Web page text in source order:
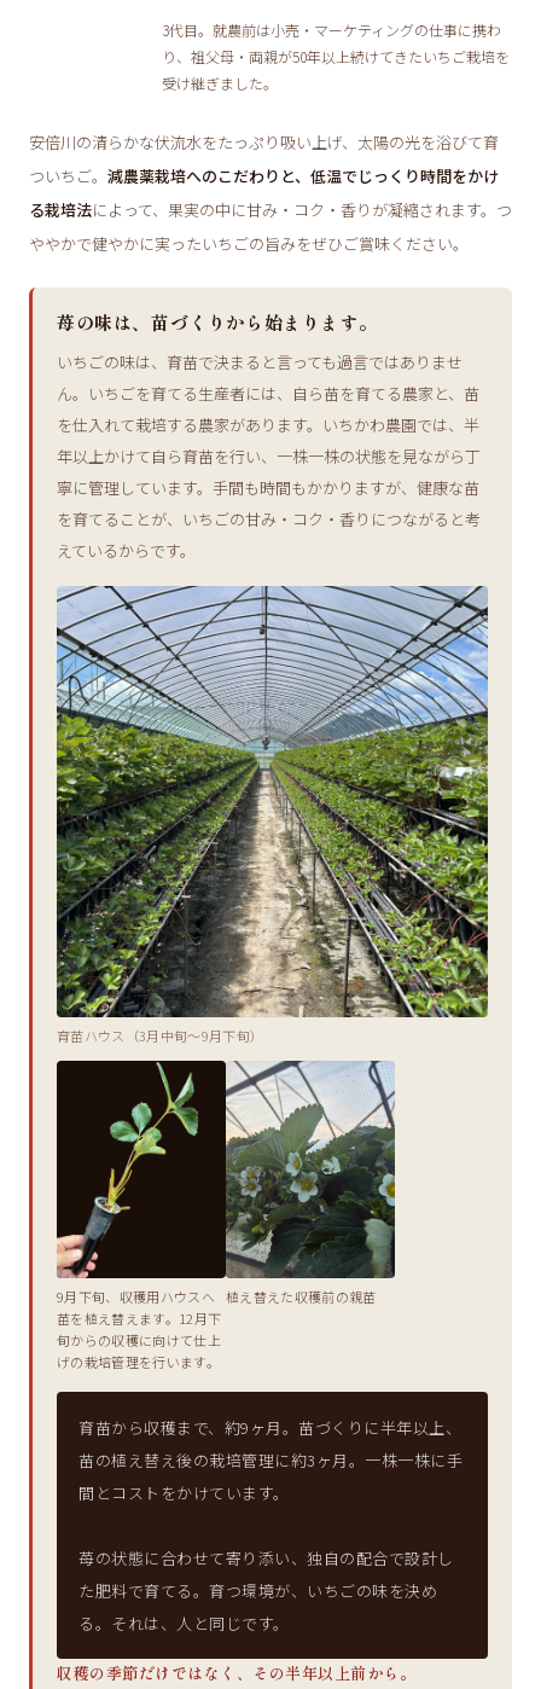
3代目。就農前は小売・マーケティングの仕事に携わ
り、祖父母・両親が50年以上続けてきたいちご栽培を
受け継ぎました。
安倍川の清らかな伏流水をたっぷり吸い上げ、太陽の光を浴びて育
ついちご。 減農薬栽培へのこだわりと、低温でじっくり時間をかけ
る栽培法によって、果実の中に甘み・コク・香りが凝縮されます。つ
ややかで健やかに実ったいちごの旨みをぜひご賞味ください。
苺の味は、苗づくりから始まります。
いちごの味は、育苗で決まると言っても過言ではありませ
ん。いちごを育てる生産者には、自ら苗を育てる農家と、苗
を仕入れて栽培する農家があります。いちかわ農園では、半
年以上かけて自ら育苗を行い、一株一株の状態を見ながら丁
寧に管理しています。手間も時間もかかりますが、健康な苗
を育てることが、いちごの甘み・コク・香りにつながると考
えているからです。
育苗ハウス（3月中旬〜9月下旬）
9月下旬、収穫用ハウスへ
苗を植え替えます。12月下
旬からの収穫に向けて仕上
げの栽培管理を行います。
植え替えた収穫前の親苗
育苗から収穫まで、約9ヶ月。苗づくりに半年以上、
苗の植え替え後の栽培管理に約3ヶ月。一株一株に手
間とコストをかけています。
苺の状態に合わせて寄り添い、独自の配合で設計し
た肥料で育てる。育つ環境が、いちごの味を決め
る。それは、人と同じです。
収穫の季節だけではなく、その半年以上前から。